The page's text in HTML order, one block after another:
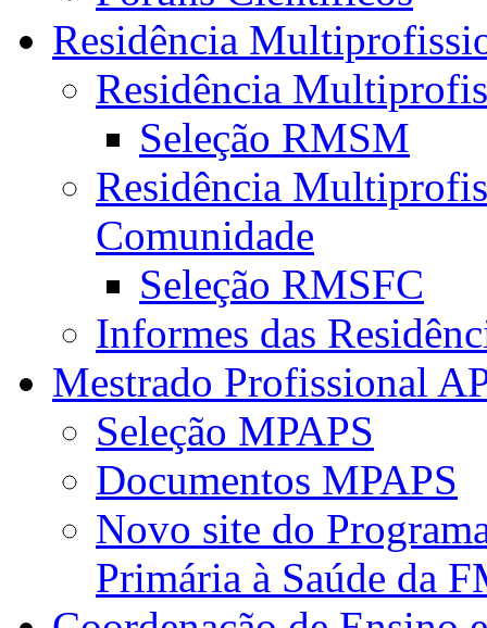
Residência
Residência
Seleção RMSM
Residência
Comunidade
Seleção RMSFC
Informes das
Mestrado Profissional
Seleção MPAPS
Documentos MPAPS
Novo site do
Primária à Saúde da